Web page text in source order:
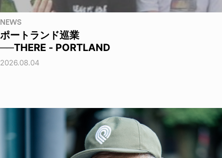
NEWS
ポートランド巡業
──THERE - PORTLAND
2026.08.04